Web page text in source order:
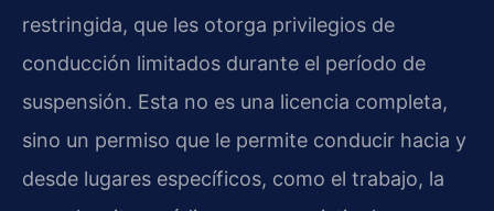
restringida, que les otorga privilegios de
conducción limitados durante el período de
suspensión. Esta no es una licencia completa,
sino un permiso que le permite conducir hacia y
desde lugares específicos, como el trabajo, la